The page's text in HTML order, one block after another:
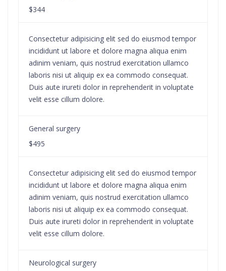
$344
Consectetur adipisicing elit sed do eiusmod tempor
incididunt ut labore et dolore magna aliqua enim
adinim veniam, quis nostrud exercitation ullamco
laboris nisi ut aliquip ex ea commodo consequat.
Duis aute irureti dolor in reprehenderit in voluptate
velit esse cillum dolore.
General surgery
$495
Consectetur adipisicing elit sed do eiusmod tempor
incididunt ut labore et dolore magna aliqua enim
adinim veniam, quis nostrud exercitation ullamco
laboris nisi ut aliquip ex ea commodo consequat.
Duis aute irureti dolor in reprehenderit in voluptate
velit esse cillum dolore.
Neurological surgery